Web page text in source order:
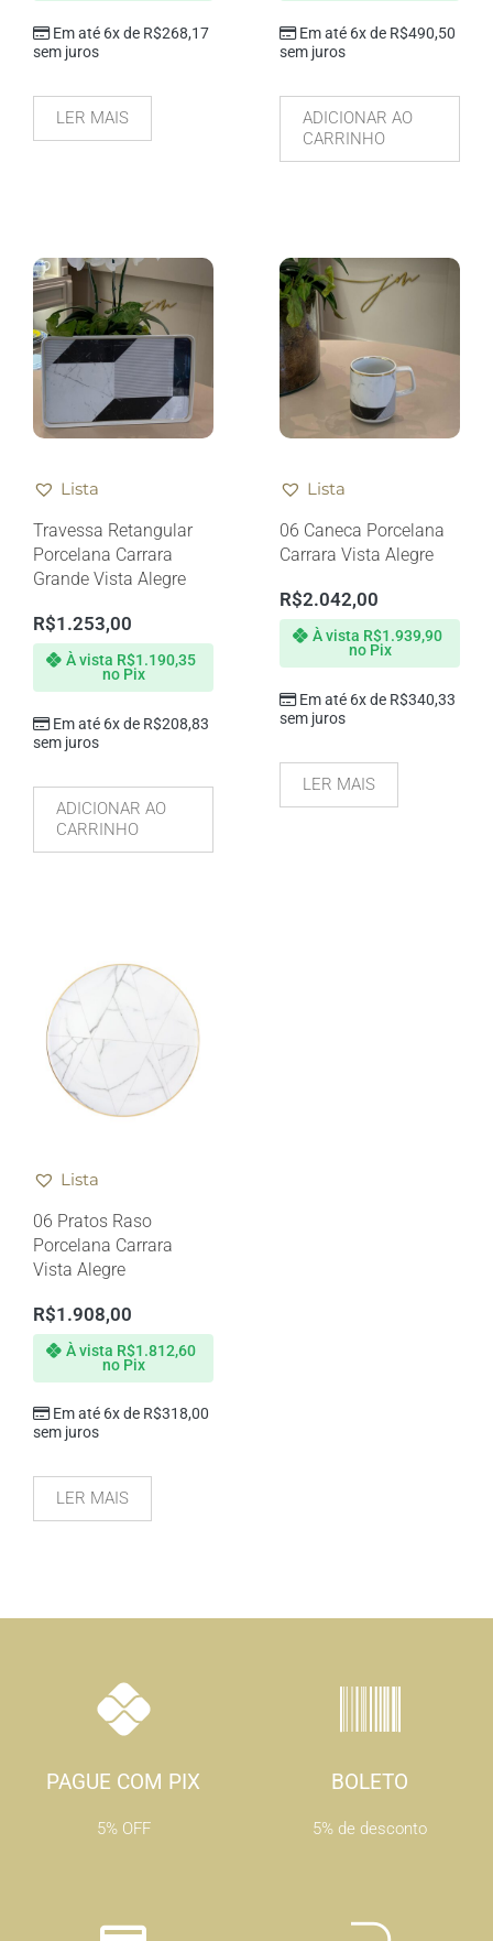
Em até 6x de R$268,17
sem juros
LER MAIS
Em até 6x de R$490,50
sem juros
ADICIONAR AO
CARRINHO
Lista
Travessa Retangular
Porcelana Carrara
Grande Vista Alegre
R$1.253,00
Em até 6x de R$208,83
sem juros
À vista R$1.190,35
no Pix
ADICIONAR AO
CARRINHO
Lista
06 Caneca Porcelana
Carrara Vista Alegre
R$2.042,00
Em até 6x de R$340,33
sem juros
À vista R$1.939,90
no Pix
LER MAIS
Lista
06 Pratos Raso
Porcelana Carrara
Vista Alegre
R$1.908,00
Em até 6x de R$318,00
sem juros
À vista R$1.812,60
no Pix
LER MAIS
PAGUE COM PIX
5% OFF
BOLETO
5% de desconto